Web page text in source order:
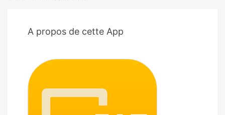
A propos de cette App